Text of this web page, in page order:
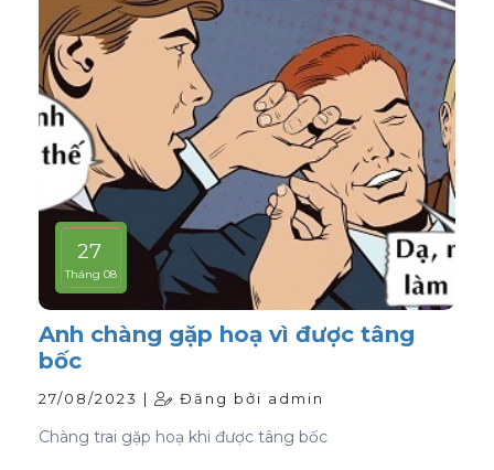
27
Tháng 08
Anh chàng gặp hoạ vì được tâng
bốc
27/08/2023 | Đăng bởi admin
Chàng trai gặp hoạ khi được tâng bốc